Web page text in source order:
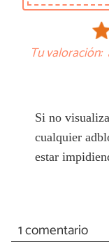
Tu valoración:
Si no
cualquier
estar
1 comentario